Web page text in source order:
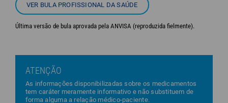
VER BULA PROFISSIONAL DA SAÚDE
Última versão de bula aprovada pela ANVISA (reproduzida fielmente).
ATENÇÃO
As informações disponibilizadas sobre os medicamentos
tem caráter meramente informativo e não substituem de
forma alguma a relação médico-paciente.